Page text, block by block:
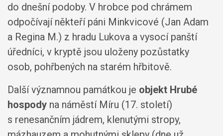
do dnešní podoby. V hrobce pod chrámem
odpočívají někteří páni Minkvicové (Jan Adam
a Regina M.) z hradu Lukova a vysocí panští
úředníci, v kryptě jsou uloženy pozůstatky
osob, pohřbených na starém hřbitově.
Další významnou památkou je objekt Hrubé
hospody na náměstí Míru (17. století)
s renesančním jádrem, klenutými stropy,